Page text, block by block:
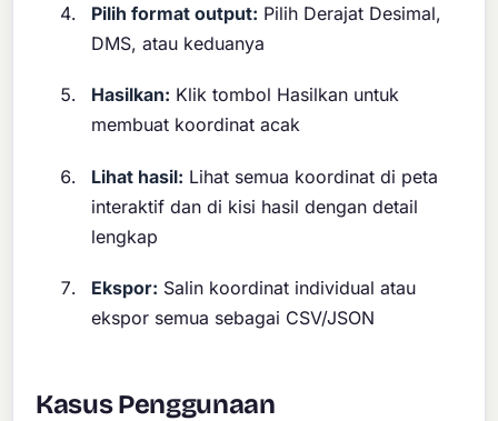
Pilih format output: Pilih Derajat Desimal,
DMS, atau keduanya
Hasilkan: Klik tombol Hasilkan untuk
membuat koordinat acak
Lihat hasil: Lihat semua koordinat di peta
interaktif dan di kisi hasil dengan detail
lengkap
Ekspor: Salin koordinat individual atau
ekspor semua sebagai CSV/JSON
Kasus Penggunaan